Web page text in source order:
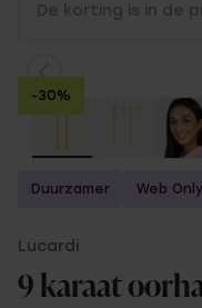
De korting is in de
-30%
Duurzamer Web Only
Lucardi
9 karaat